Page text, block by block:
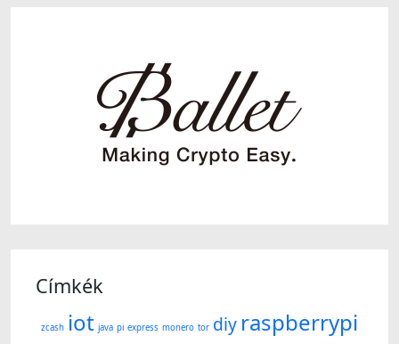
Címkék
zcash iot java pi express monero tor diy raspberrypi